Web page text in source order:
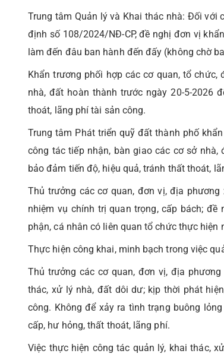
Trung tâm Quản lý và Khai thác nhà: Đối với
định số 108/2024/NĐ-CP, đề nghị đơn vị
làm đến đâu ban hành đến đấy (không chờ
Khẩn trương phối hợp các cơ quan, tổ
nhà, đất hoàn thành trước ngày 20-5-2026
thoát, lãng phí tài sản công.
Trung tâm Phát triển quỹ đất thành phố
công tác tiếp nhận, bàn giao các cơ sở
bảo đảm tiến độ, hiệu quả, tránh thất thoát,
Thủ trưởng các cơ quan, đơn vị, địa
nhiệm vụ chính trị quan trọng, cấp bách;
phận, cá nhân có liên quan tổ chức thực hiện
Thực hiện công khai, minh bạch trong việc
Thủ trưởng các cơ quan, đơn vị, địa
thác, xử lý nhà, đất dôi dư; kịp thời phát
công. Không để xảy ra tình trạng buông
cấp, hư hỏng, thất thoát, lãng phí.
Việc thực hiện công tác quản lý, khai thác,